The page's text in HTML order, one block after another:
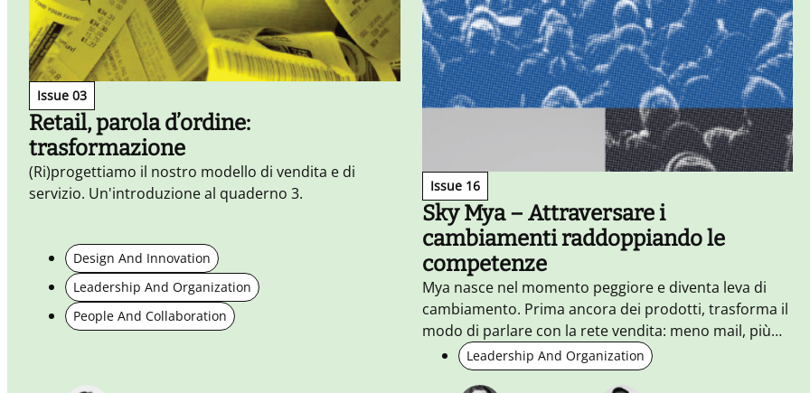
Issue 03
Retail, parola d’ordine:
trasformazione
(Ri)progettiamo il nostro modello di vendita e di
servizio. Un'introduzione al quaderno 3.
Design And Innovation
Leadership And Organization
People And Collaboration
Issue 16
Sky Mya – Attraversare i
cambiamenti raddoppiando le
competenze
Mya nasce nel momento peggiore e diventa leva di
cambiamento. Prima ancora dei prodotti, trasforma il
modo di parlare con la rete vendita: meno mail, più
relazione. In piena pandemia crea appartenenza,
fiducia, voce. Poi accelera l’adozione di Sky Wifi e Sky
Leadership And Organization